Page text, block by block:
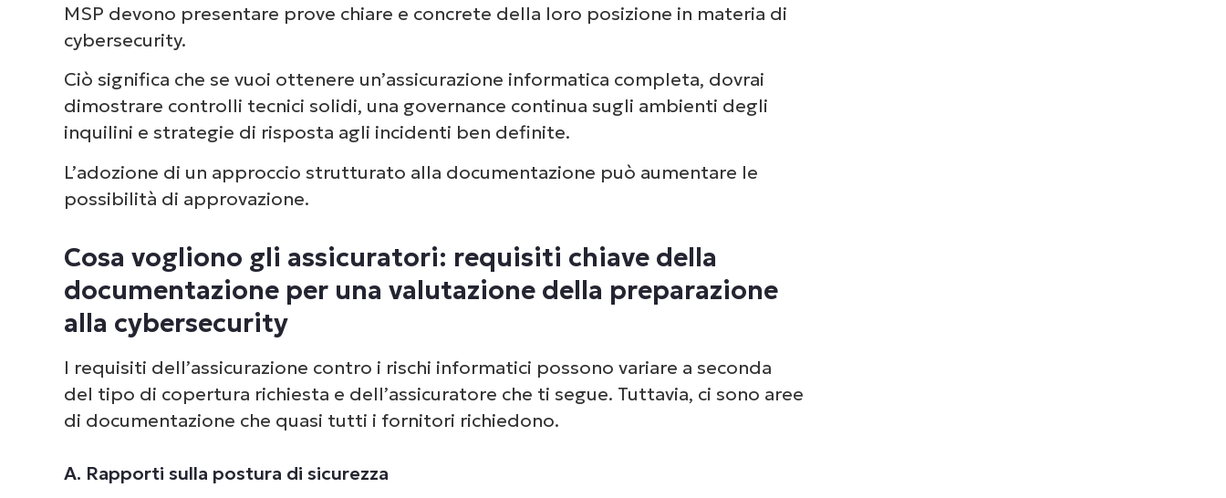
Documentazione strategica: la chiave per una valutazione di successo della
preparazione alla cybersicurezza
MSP devono presentare prove chiare e concrete della loro posizione in materia di
cybersecurity.
Ciò significa che se vuoi ottenere un’assicurazione informatica completa, dovrai
dimostrare controlli tecnici solidi, una governance continua sugli ambienti degli
inquilini e strategie di risposta agli incidenti ben definite.
L’adozione di un approccio strutturato alla documentazione può aumentare le
possibilità di approvazione.
Cosa vogliono gli assicuratori: requisiti chiave della
documentazione per una valutazione della preparazione
alla cybersecurity
I requisiti dell’assicurazione contro i rischi informatici possono variare a seconda
del tipo di copertura richiesta e dell’assicuratore che ti segue. Tuttavia, ci sono aree
di documentazione che quasi tutti i fornitori richiedono.
A. Rapporti sulla postura di sicurezza